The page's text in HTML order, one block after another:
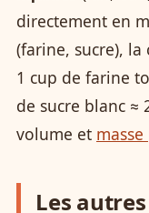
directement en
(farine, sucre),
1 cup de farine
de sucre blanc ≈
volume et
Les